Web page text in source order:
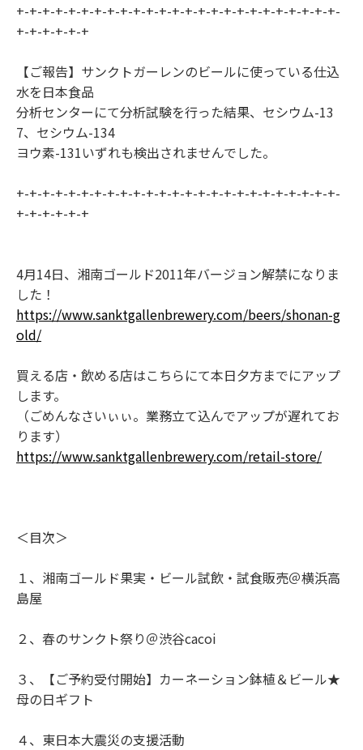
+-+-+-+-+-+-+-+-+-+-+-+-+-+-+-+-+-+-+-+-+-+-+-+-+-
+-+-+-+-+-+
【ご報告】サンクトガーレンのビールに使っている仕込
水を日本食品
分析センターにて分析試験を行った結果、セシウム-13
7、セシウム-134
ヨウ素-131いずれも検出されませんでした。
+-+-+-+-+-+-+-+-+-+-+-+-+-+-+-+-+-+-+-+-+-+-+-+-+-
+-+-+-+-+-+
4月14日、湘南ゴールド2011年バージョン解禁になりま
した！
https://www.sanktgallenbrewery.com/beers/shonan-g
old/
買える店・飲める店はこちらにて本日夕方までにアップ
します。
（ごめんなさいぃぃ。業務立て込んでアップが遅れてお
ります）
https://www.sanktgallenbrewery.com/retail-store/
＜目次＞
１、湘南ゴールド果実・ビール試飲・試食販売＠横浜高
島屋
２、春のサンクト祭り＠渋谷cacoi
３、【ご予約受付開始】カーネーション鉢植＆ビール★
母の日ギフト
４、東日本大震災の支援活動